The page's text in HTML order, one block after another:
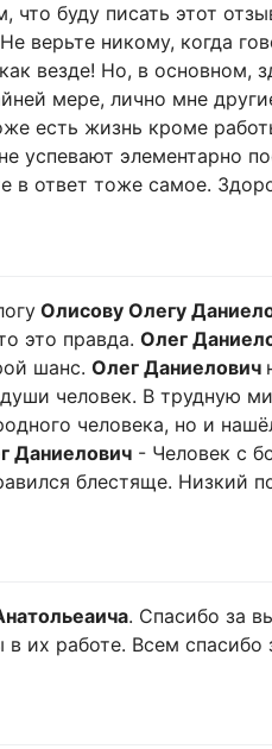
буду писать этот
верьте никому, когда
везде! Но, в основном,
мере, лично мне
есть жизнь кроме
успевают элементарно
в ответ тоже самое.
Олисову Олегу
это правда. Олег
шанс. Олег Даниелович
человек. В трудную
человека, но и
Даниелович- Человек с
блестяще. Низкий
. Спасибо за
их работе. Всем спасибо